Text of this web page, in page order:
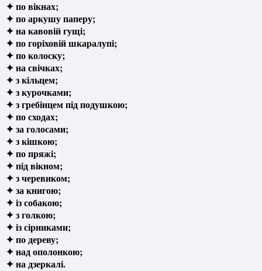
✦ по вікнах;
✦ по аркушу паперу;
✦ на кавовій гущі;
✦ по горіховій шкаралупі;
✦ по колоску;
✦ на свічках;
✦ з кільцем;
✦ з курочками;
✦ з гребінцем під подушкою;
✦ по сходах;
✦ за голосами;
✦ з кішкою;
✦ по пряжі;
✦ під вікном;
✦ з черевиком;
✦ за книгою;
✦ із собакою;
✦ з голкою;
✦ із сірниками;
✦ по дереву;
✦ над ополонкою;
✦ на дзеркалі.